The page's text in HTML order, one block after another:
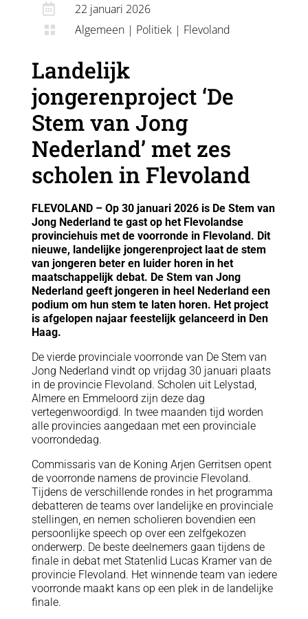
 22 januari 2026
 Algemeen | Politiek | Flevoland
Landelijk
jongerenproject ‘De
Stem van Jong
Nederland’ met zes
scholen in Flevoland
FLEVOLAND – Op 30 januari 2026 is De Stem van
Jong Nederland te gast op het Flevolandse
provinciehuis met de voorronde in Flevoland. Dit
nieuwe, landelijke jongerenproject laat de stem
van jongeren beter en luider horen in het
maatschappelijk debat. De Stem van Jong
Nederland geeft jongeren in heel Nederland een
podium om hun stem te laten horen. Het project
is afgelopen najaar feestelijk gelanceerd in Den
Haag.
De vierde provinciale voorronde van De Stem van
Jong Nederland vindt op vrijdag 30 januari plaats
in de provincie Flevoland. Scholen uit Lelystad,
Almere en Emmeloord zijn deze dag
vertegenwoordigd. In twee maanden tijd worden
alle provincies aangedaan met een provinciale
voorrondedag.
Commissaris van de Koning Arjen Gerritsen opent
de voorronde namens de provincie Flevoland.
Tijdens de verschillende rondes in het programma
debatteren de teams over landelijke en provinciale
stellingen, en nemen scholieren bovendien een
persoonlijke speech op over een zelfgekozen
onderwerp. De beste deelnemers gaan tijdens de
finale in debat met Statenlid Lucas Kramer van de
provincie Flevoland. Het winnende team van iedere
voorronde maakt kans op een plek in de landelijke
finale.